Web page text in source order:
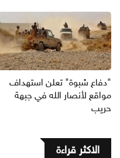
"دفاع شبوة" تعلن استهداف
مواقع لأنصار الله في جبهة
حريب
الاكثر قراءة